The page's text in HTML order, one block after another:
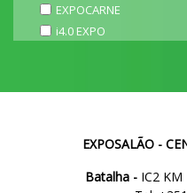
EXPOCARNE
i4.0 EXPO
EXPOSALÃO -
Batalha -IC2 KM